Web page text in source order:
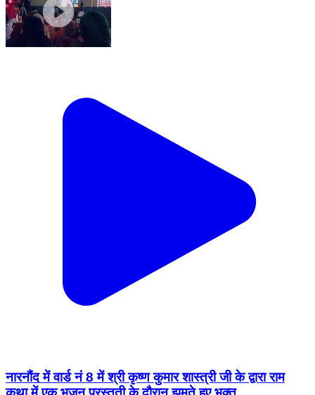
नारनौंद में वार्ड नं 8 में श्री कृष्ण कुमार शास्त्री जी के द्वारा राम